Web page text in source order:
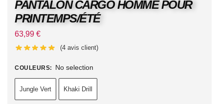
PANTALON CARGO HOMME POUR
PRINTEMPS/ÉTÉ
63,99 €
(4 avis client)
COULEURS: No selection
Jungle Vert Khaki Drill